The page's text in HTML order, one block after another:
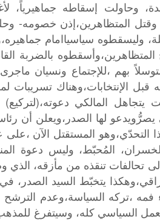
وحاولت إسقاطه جماهيرياً،
وقتل المتظاهرين،إذن خصومه-
وليسقطوه سياسياامام
المتظاهرين،وأسقطوه بالضربة
بهم ،للإجتماع ونسيان
قبل الإنتخابات،وهناك تسريبات
يتجاهل المالكي دعوته،(لتركيع)
يصرُّويدعو لها الصدر،ويعلن أن
التحدّي،وهو المستقتل الآن ،على
الخسران، المُحبّط، وليس دعوة
الى تحالفات تنقذه من مأزقه، الذي
يتخبّط السيد الصدر، في
فمه ،تركه السياسة،وعدم الترشح
السياسي كله، وسيتفرغ